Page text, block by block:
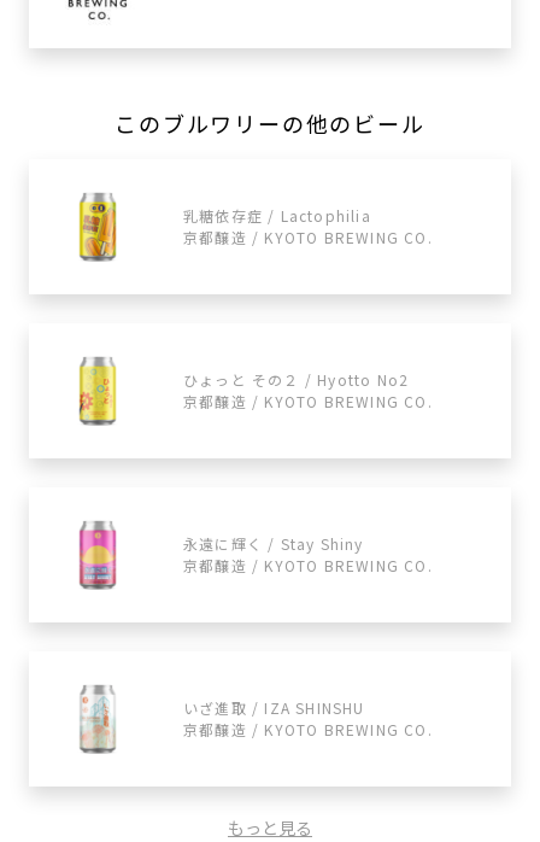
このブルワリーの他のビール
乳糖依存症 / Lactophilia
京都醸造 / KYOTO BREWING CO.
ひょっと その２ / Hyotto No2
京都醸造 / KYOTO BREWING CO.
永遠に輝く / Stay Shiny
京都醸造 / KYOTO BREWING CO.
いざ進取 / IZA SHINSHU
京都醸造 / KYOTO BREWING CO.
もっと見る